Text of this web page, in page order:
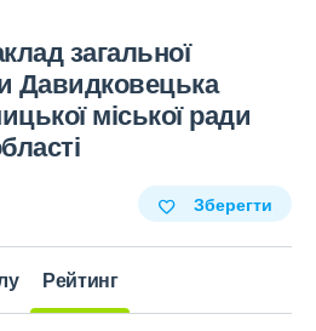
загальної
Давидковецька
міської ради
Зберегти
Рейтинг